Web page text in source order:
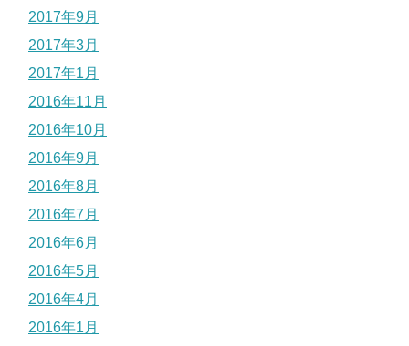
2017年9月
2017年3月
2017年1月
2016年11月
2016年10月
2016年9月
2016年8月
2016年7月
2016年6月
2016年5月
2016年4月
2016年1月